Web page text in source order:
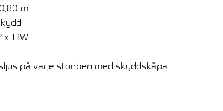
m
13W
på varje stödben med skyddskåpa